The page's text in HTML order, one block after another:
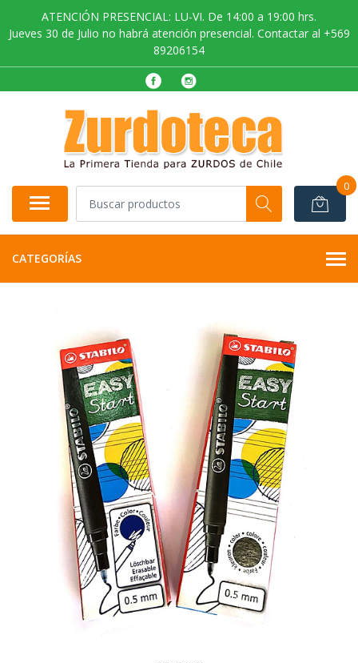
ATENCIÓN PRESENCIAL: LU-VI. De 14:00 a 19:00 hrs.
Jueves 30 de Julio no habrá atención presencial. Contactar al +569
89206154
0
CATEGORÍAS